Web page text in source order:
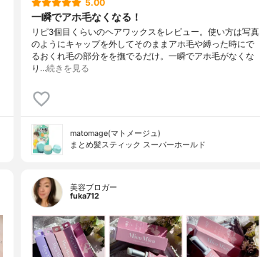
5.00
一瞬でアホ毛なくなる！
リピ3個目くらいのヘアワックスをレビュー。使い方は写真
のようにキャップを外してそのままアホ毛や縛った時にで
るおくれ毛の部分をを撫でるだけ。一瞬でアホ毛がなくな
り…続きを見る
matomage(マトメージュ)
まとめ髪スティック スーパーホールド
美容ブロガー
fuka712